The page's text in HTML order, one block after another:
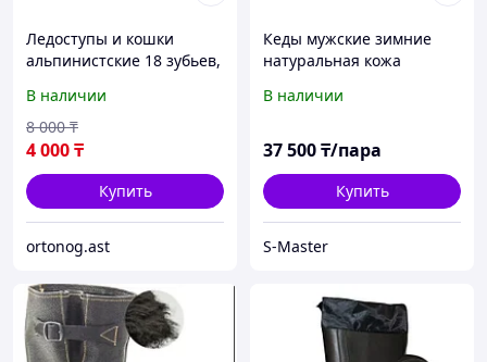
Ледоступы и кошки
альпинистские 18 зубьев,
В наличии
4 000₸
8 000 ₸
Купить
ortonog.ast
Кеды мужские зимние
натуральная кожа
В наличии
37 500₸/пара
Купить
S-Master